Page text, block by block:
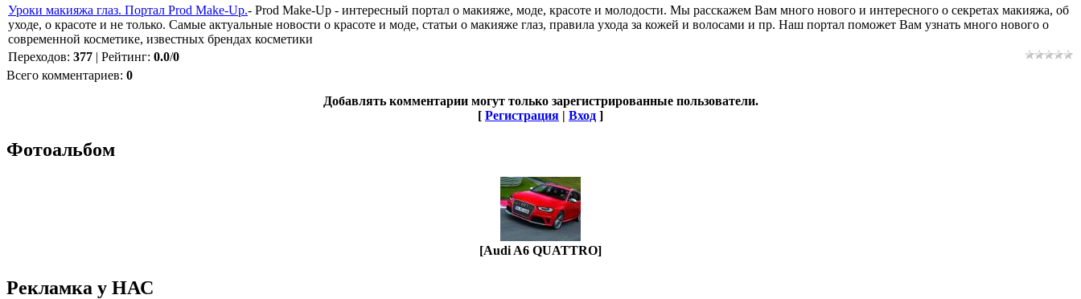
Уроки макияжа глаз. Портал Prod Make-Up.- Prod Make-Up - интересный портал о макияже, моде, красоте и молодости. Мы расскажем Вам много нового и интересного о секретах макияжа, об
уходе, о красоте и не только. Самые актуальные новости о красоте и моде, статьи о макияже глаз, правила ухода за кожей и волосами и пр. Наш портал поможет Вам узнать много нового о
современной косметике, известных брендах косметики
Переходов: 377 | Рейтинг: 0.0/0
Всего комментариев: 0
Добавлять комментарии могут только зарегистрированные пользователи.
[ Регистрация | Вход ]
Фотоальбом
[Audi A6 QUATTRO]
Рекламка у НАС